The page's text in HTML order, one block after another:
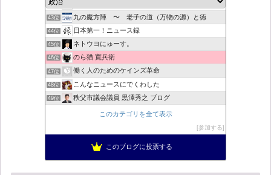
42位
43位 九の魔方陣 〜 老子の道（万物の源）と徳
44位 日本第一！ニュース録
45位 ネトウヨにゅーす。
46位 のら猫 寛兵衛
47位 働く人のためのケインズ革命
48位 こんなニュースにでくわした
49位 秩父市議会議員 黒澤秀之 ブログ
営業せきやんの憂鬱
新！脱「愛国カルト」のススメ
このカテゴリを全て表示
参加する
このブログに投票する